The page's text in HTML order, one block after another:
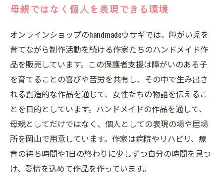
母親ではなく個人を表現できる環境
オンラインショップのhandmadeウサギでは、障がい児を
育てながら制作活動を続ける作家たちのハンドメイド作
品を販売しています。この保護者支援は障がいのある子
を育てることの喜びや苦労を共有し、その中で生み出さ
れる創造的な作品を通じて、女性たちの物語を伝えるこ
とを目的としています。ハンドメイドの作品を通して、
母親としてだけではなく、個人としての表現の場や居場
所を岡山で用意しています。作家は病院やリハビリ、療
育の待ち時間や1日の終わりに少しずつ自分の時間を見つ
け、愛情を込めて作品を作っています。